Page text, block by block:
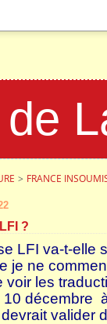
> FRANCE
?
LFI va-t-elle
je ne
voir les
10 décembre
valider